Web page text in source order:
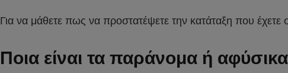
Για να μάθετε πως να προστατέψετε την κατάταξη που
Ποια είναι τα παράνομα ή